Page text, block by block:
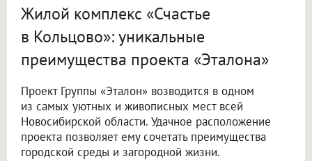
Жилой комплекс «Счастье
в Кольцово»: уникальные
преимущества проекта «Эталона»
Проект Группы «Эталон» возводится в одном
из самых уютных и живописных мест всей
Новосибирской области. Удачное расположение
проекта позволяет ему сочетать преимущества
городской среды и загородной жизни.